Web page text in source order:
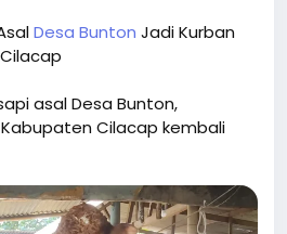
Desa Bunton Jadi Kurban
asal Desa Bunton,
Cilacap kembali
untuk menyediakan hewan
Subianto pada Hari Raya